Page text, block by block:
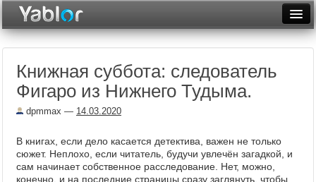
Неделя
Месяц
Архив
Книжная суббота: следователь
Фигаро из Нижнего Тудыма.
dpmmax — 14.03.2020
В книгах, если дело касается детектива, важен не только
сюжет. Неплохо, если читатель, будучи увлечён загадкой, и
сам начинает собственное расследование. Нет, можно,
конечно, и на последние страницы сразу заглянуть, чтобы